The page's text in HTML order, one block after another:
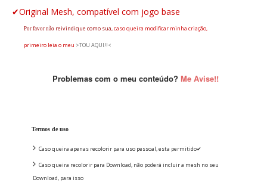
✔Original Mesh, compatível com jogo base
Por favor não reivindiquecomo sua,caso queira modificar minha criação,
primeiro leia o meu >TOU AQUI!!<
Problemas com o meu conteúdo? Me Avise!!
Termos de uso
Caso queira apenas recolorir para uso pessoal, esta permitido✔
Caso queira recolorir para Download, não poderá incluir a mesh no seu
Download, para isso